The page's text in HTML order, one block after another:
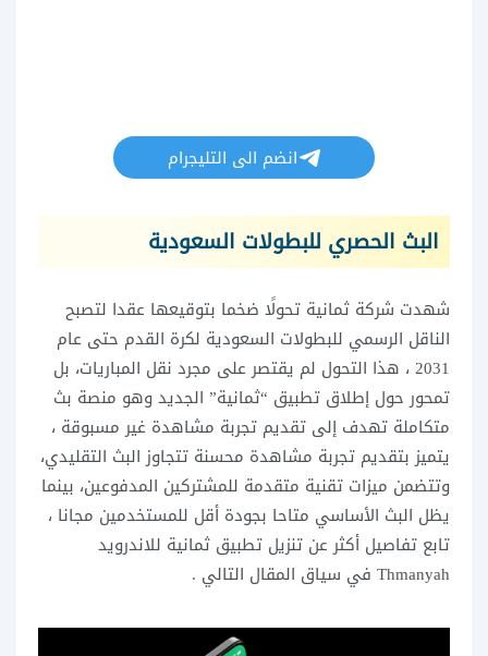
انضم الى التليجرام
البث الحصري للبطولات السعودية
شهدت شركة ثمانية تحولًا ضخما بتوقيعها عقدا لتصبح
الناقل الرسمي للبطولات السعودية لكرة القدم حتى عام
2031 ، هذا التحول لم يقتصر على مجرد نقل المباريات، بل
تمحور حول إطلاق تطبيق “ثمانية” الجديد وهو منصة بث
متكاملة تهدف إلى تقديم تجربة مشاهدة غير مسبوقة ،
يتميز بتقديم تجربة مشاهدة محسنة تتجاوز البث التقليدي،
وتتضمن ميزات تقنية متقدمة للمشتركين المدفوعين، بينما
يظل البث الأساسي متاحا بجودة أقل للمستخدمين مجانا ،
تابع تفاصيل أكثر عن تنزيل تطبيق ثمانية للاندرويد
Thmanyah في سياق المقال التالي .